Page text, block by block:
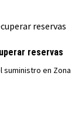
reservas
suministro en Zona